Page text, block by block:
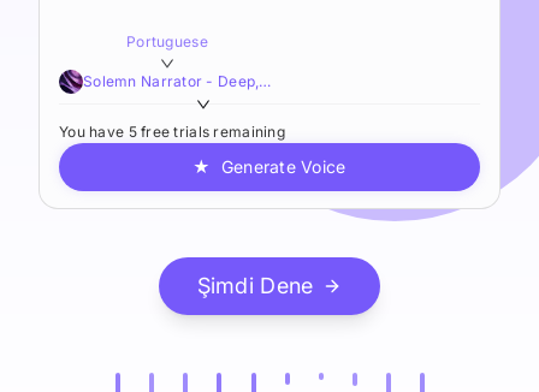
Portuguese
Solemn Narrator - Deep,Resonant,Educational
You have 5 free trials remaining
★ Generate Voice
Şimdi Dene